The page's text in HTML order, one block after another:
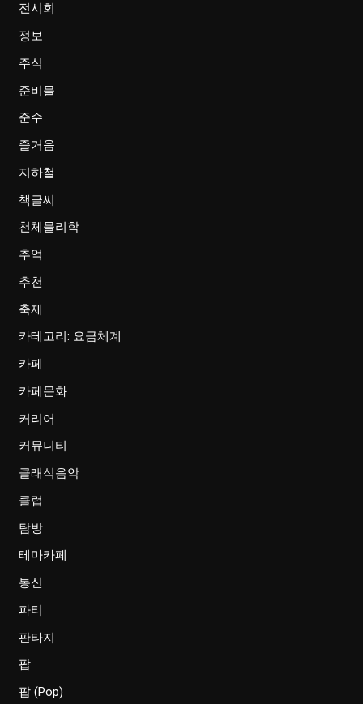
전시회
정보
주식
준비물
준수
즐거움
지하철
책글씨
천체물리학
추억
추천
축제
카테고리: 요금체계
카페
카페문화
커리어
커뮤니티
클래식음악
클럽
탐방
테마카페
통신
파티
판타지
팝
팝 (Pop)